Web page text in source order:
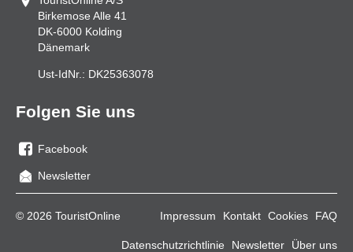
Birkemose Alle 41
DK-6000 Kolding
Dänemark
Ust-IdNr.: DK25363078
Folgen Sie uns
Sie
uns
Facebook
Newsletter
© 2026 TouristOnline Impressum Kontakt Cookies FAQ
Datenschutzrichtlinie Newsletter Über uns